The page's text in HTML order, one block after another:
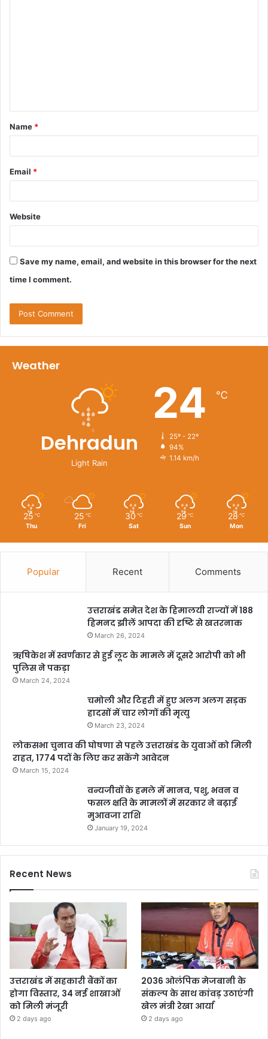
t
*
Name *
Email *
Website
Save my name, email, and website in this browser for the next
time I comment.
Weather
Dehradun
Light Rain
24 ℃
25º - 22º
94%
1.14 km/h
25 ℃
Thu
25 ℃
Fri
30 ℃
Sat
29 ℃
Sun
28 ℃
Mon
Popular Recent Comments
उत्तराखंड समेत देश के हिमालयी राज्यों में 188
हिमनद झीलें आपदा की दृष्टि से खतरनाक
March 26, 2024
ऋषिकेश में स्वर्णकार से हुई लूट के मामले में दूसरे आरोपी को भी
पुलिस ने पकड़ा
March 24, 2024
चमोली और टिहरी में हुए अलग अलग सड़क
हादसों में चार लोगों की मृत्यु
March 23, 2024
लोकसभा चुनाव की घोषणा से पहले उत्तराखंड के युवाओं को मिली
राहत, 1774 पदों के लिए कर सकेंगे आवेदन
March 15, 2024
वन्यजीवों के हमले में मानव, पशु, भवन व
फसल क्षति के मामलों में सरकार ने बढ़ाई
मुआवजा राशि
January 19, 2024
Recent News
उत्तराखंड में सहकारी बैंकों का
होगा विस्तार, 34 नई शाखाओं
को मिली मंजूरी
2 days ago
2036 ओलंपिक मेजबानी के
संकल्प के साथ कांवड़ उठाएंगी
खेल मंत्री रेखा आर्या
2 days ago